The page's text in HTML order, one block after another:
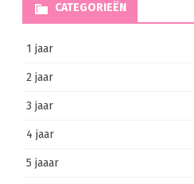
CATEGORIEËN
1 jaar
2 jaar
3 jaar
4 jaar
5 jaaar